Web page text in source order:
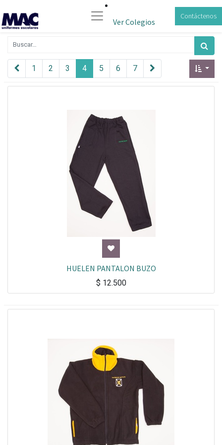
Ver Colegios
Contáctenos
1 2 3 4 5 6 7
HUELEN PANTALON BUZO
$ 12.500